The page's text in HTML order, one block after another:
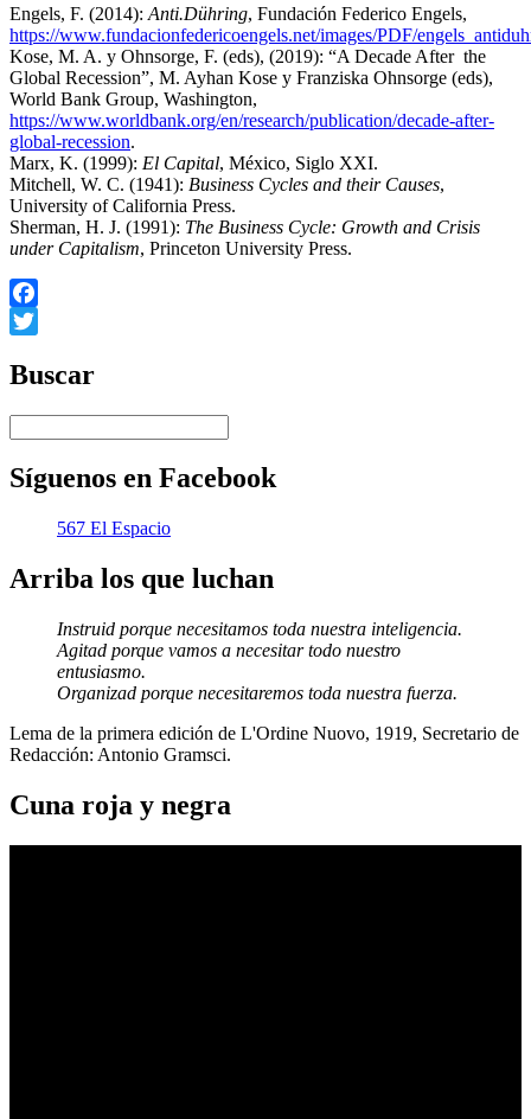
Engels, F. (2014): Anti.Dühring, Fundación Federico Engels,
https://www.fundacionfedericoengels.net/images/PDF/
Kose, M. A. y Ohnsorge, F. (eds), (2019): “A Decade After the
Global Recession”, M. Ayhan Kose y Franziska Ohnsorge (eds),
World Bank Group, Washington,
https://www.worldbank.org/en/research/publication/decade-after-
global-recession.
Marx, K. (1999): El Capital, México, Siglo XXI.
Mitchell, W. C. (1941): Business Cycles and their Causes,
University of California Press.
Sherman, H. J. (1991): The Business Cycle: Growth and Crisis
under Capitalism, Princeton University Press.
Facebook
Buscar
Síguenos en Facebook
567 El Espacio
Arriba los que luchan
Instruid porque necesitamos toda nuestra inteligencia.
Agitad porque vamos a necesitar todo nuestro
entusiasmo.
Organizad porque necesitaremos toda nuestra fuerza.
Lema de la primera edición de L'Ordine Nuovo, 1919, Secretario de
Redacción: Antonio Gramsci.
Cuna roja y negra